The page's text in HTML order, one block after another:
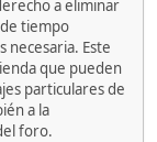
a eliminar
tiempo
necesaria. Este
que pueden
particulares de
a la
foro.